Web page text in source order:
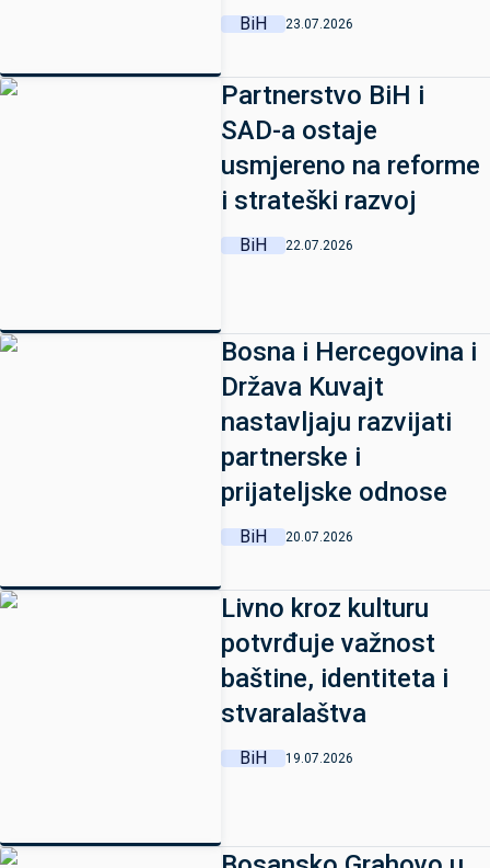
BiH 23.07.2026
Partnerstvo BiH i
SAD-a ostaje
usmjereno na reforme
i strateški razvoj
BiH 22.07.2026
Bosna i Hercegovina i
Država Kuvajt
nastavljaju razvijati
partnerske i
prijateljske odnose
BiH 20.07.2026
Livno kroz kulturu
potvrđuje važnost
baštine, identiteta i
stvaralaštva
BiH 19.07.2026